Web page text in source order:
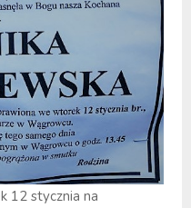
12 stycznia na